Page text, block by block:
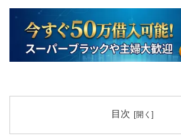
目次